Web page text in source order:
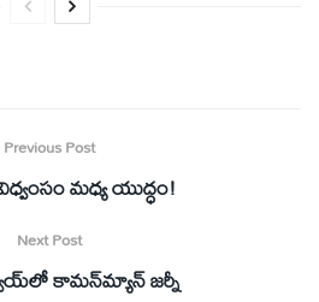
Previous Post
మధ్య యుద్ధం!
Next Post
కామన్‌మ్యాన్‌ జర్నీ